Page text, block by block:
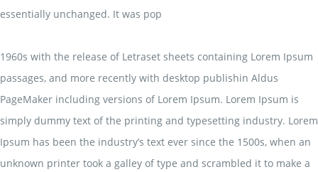
essentially unchanged. It was pop
1960s with the release of Letraset sheets containing Lorem Ipsum
passages, and more recently with desktop publishin Aldus
PageMaker including versions of Lorem Ipsum. Lorem Ipsum is
simply dummy text of the printing and typesetting industry. Lorem
Ipsum has been the industry’s text ever since the 1500s, when an
unknown printer took a galley of type and scrambled it to make a